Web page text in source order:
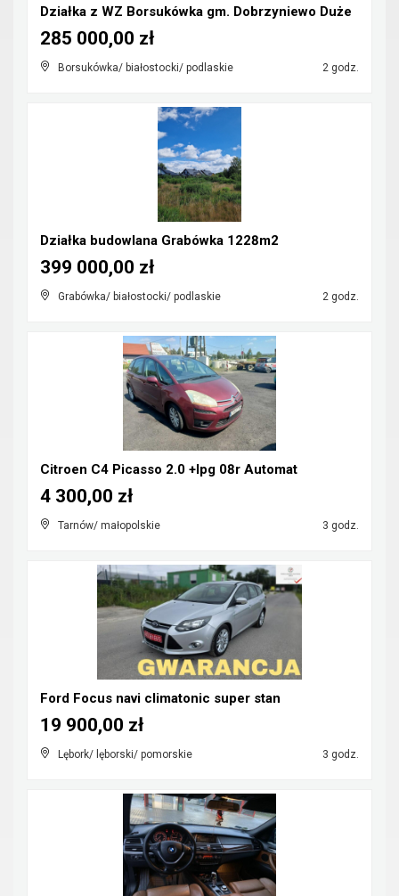
Działka z WZ Borsukówka gm. Dobrzyniewo Duże
Borsukówka/ białostocki/ podlaskie 2 godz.
285 000,00 zł
Działka budowlana Grabówka 1228m2
Grabówka/ białostocki/ podlaskie 2 godz.
399 000,00 zł
Citroen C4 Picasso 2.0 +lpg 08r Automat
Tarnów/ małopolskie 3 godz.
4 300,00 zł
Ford Focus navi climatonic super stan
Lębork/ lęborski/ pomorskie 3 godz.
19 900,00 zł